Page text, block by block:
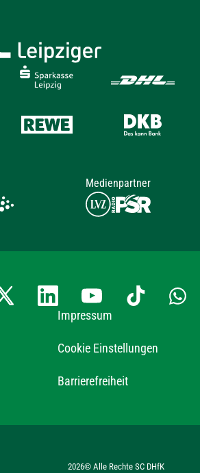
Medienpartner
Impressum
Cookie Einstellungen
Barrierefreiheit
2026© Alle Rechte SC DHfK